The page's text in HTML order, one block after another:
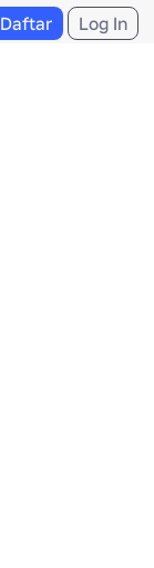
Daftar Log In